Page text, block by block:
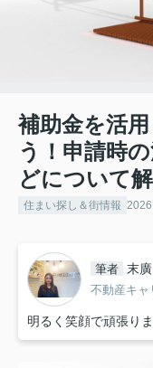
補助金を活
う！申請時
どについて
住まい探し＆街情報
筆者 末
不動産キャ
明るく笑顔で頑張りま